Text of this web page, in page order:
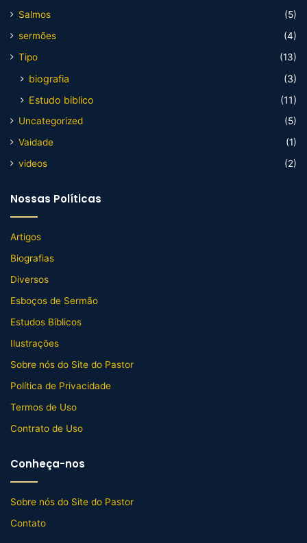
Salmos
(5)
sermões
(4)
Tipo
(13)
biografia
(3)
Estudo biblico
(11)
Uncategorized
(5)
Vaidade
(1)
videos
(2)
Nossas Políticas
Artigos
Biografias
Diversos
Esboços de Sermão
Estudos Bíblicos
Ilustrações
Sobre nós do Site do Pastor
Política de Privacidade
Termos de Uso
Contrato de Uso
Conheça-nos
Sobre nós do Site do Pastor
Contato